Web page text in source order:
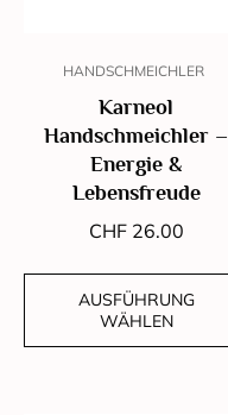
HANDSCHMEICHLER
Karneol
Handschmeichler –
Energie &
Lebensfreude
CHF26.00
AUSFÜHRUNG
WÄHLEN